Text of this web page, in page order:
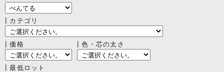
┃カテゴリ
┃価格 ┃色・芯の太さ
┃最低ロット